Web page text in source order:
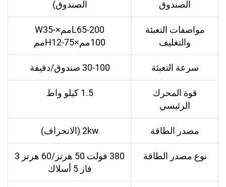
الصندوق
الصندوق)
مواصفات التعبئة
والتغليف
L65-200مم×W35-
100مم×H12-75مم
سرعة التعبئة 30-100 صندوق/دقيقة
قوة المحرك
الرئيسي
1.5 كيلو واط
مصدر الطاقة 2kw (الانحراف)
نوع مصدر الطاقة
380 فولت 50 هرتز/60 هرتز 3
فاز 5 أسلاك